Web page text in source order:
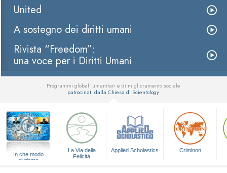
United
A sostegno dei diritti umani
Rivista “Freedom”:
una voce per i Diritti Umani
Programmi globali umanitari e di miglioramento sociale
patrocinati dalla Chiesa di Scientology
In che modo
aiutiamo
La Via della
Felicità
Applied Scholastics Criminon